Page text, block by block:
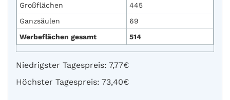
Großflächen
445
Ganzsäulen
69
Werbeflächen gesamt
514
Niedrigster Tagespreis: 7,77€
Höchster Tagespreis: 73,40€